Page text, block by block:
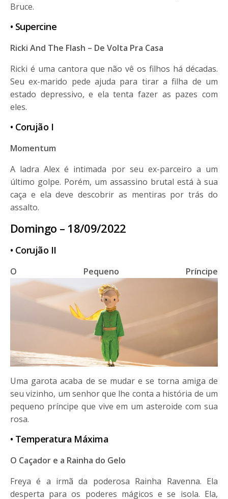
Bruce.
• Supercine
Ricki And The Flash – De Volta Pra Casa
Ricki é uma cantora que não vê os filhos há décadas.
Seu ex-marido pede ajuda para tirar a filha de um
estado depressivo, e ela tenta fazer as pazes com
eles.
• Corujão I
Momentum
A ladra Alex é intimada por seu ex-parceiro a um
último golpe. Porém, um assassino brutal está à sua
caça e ela deve descobrir as mentiras por trás do
assalto.
Domingo – 18/09/2022
• Corujão II
O Pequeno Príncipe
Uma garota acaba de se mudar e se torna amiga de
seu vizinho, um senhor que lhe conta a história de um
pequeno príncipe que vive em um asteroide com sua
rosa.
• Temperatura Máxima
O Caçador e a Rainha do Gelo
Freya é a irmã da poderosa Rainha Ravenna. Ela
desperta para os poderes mágicos e se isola. Ela,